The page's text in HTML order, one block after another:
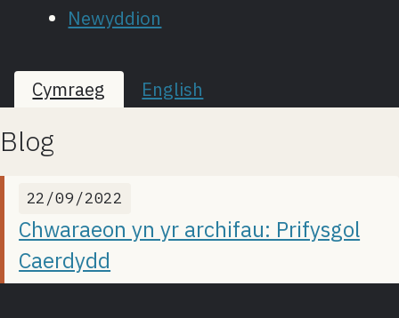
Newyddion
Cymraeg English
Blog
22/09/2022
Chwaraeon yn yr archifau: Prifysgol
Caerdydd